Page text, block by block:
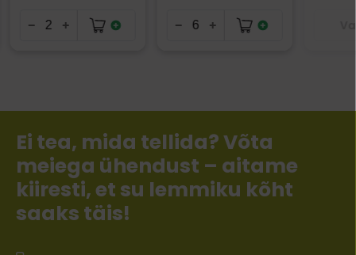
Ei tea, mida tellida? Võta
meiega ühendust – aitame
kiiresti, et su lemmiku kõht
saaks täis!